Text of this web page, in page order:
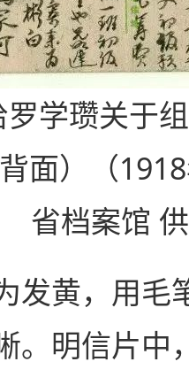
学瓒关于
面）（
省档案馆
黄，用毛
。明信片中